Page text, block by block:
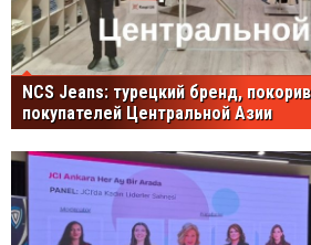
NCS Jeans: турецкий бренд,
покупателей Центральной Азии